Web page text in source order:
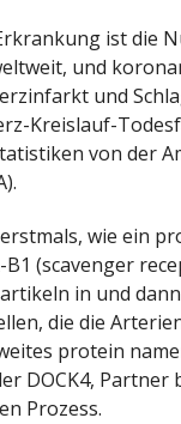
ist die
und
und
Kreislauf-
von der
wie ein
B1 (scavenger
in und
die die
protein
DOCK4, Partner
Prozess.